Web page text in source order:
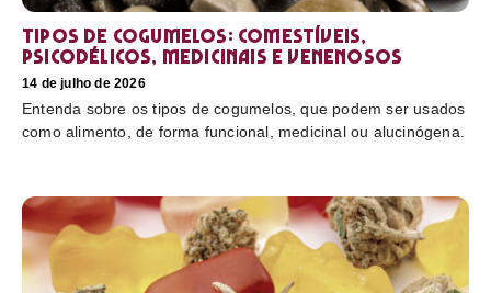
Tipos de cogumelos: comestíveis,
psicodélicos, medicinais e venenosos
14 de julho de 2026
Entenda sobre os tipos de cogumelos, que podem ser usados
como alimento, de forma funcional, medicinal ou alucinógena.